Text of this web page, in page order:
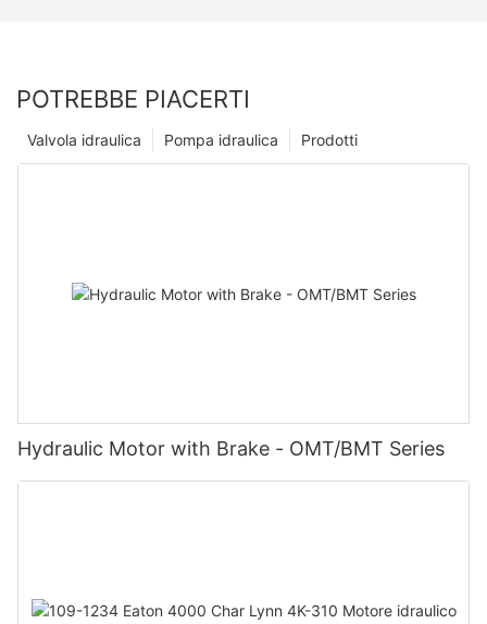
POTREBBE PIACERTI
Prodotti
Pompa idraulica
Valvola idraulica
Hydraulic Motor with Brake - OMT/BMT Series